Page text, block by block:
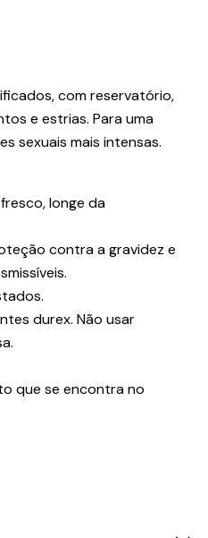
com reservatório,
e estrias. Para uma
sexuais mais intensas.
longe da
contra a gravidez e
durex. Não usar
que se encontra no